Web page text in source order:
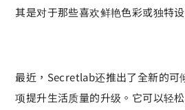
其是对于那些喜欢鲜艳色彩或独特
最近，Secretlab还推出了全新的可
项提升生活质量的升级。它可以轻